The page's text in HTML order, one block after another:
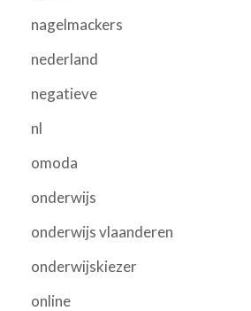
nagelmackers
nederland
negatieve
nl
omoda
onderwijs
onderwijs vlaanderen
onderwijskiezer
online